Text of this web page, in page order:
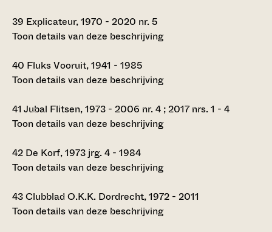
39 Explicateur, 1970 - 2020 nr. 5
Toon details van deze beschrijving
40 Fluks Vooruit, 1941 - 1985
Toon details van deze beschrijving
41 Jubal Flitsen, 1973 - 2006 nr. 4 ; 2017 nrs. 1 - 4
Toon details van deze beschrijving
42 De Korf, 1973 jrg. 4 - 1984
Toon details van deze beschrijving
43Clubblad O.K.K. Dordrecht, 1972 - 2011
Toon details van deze beschrijving